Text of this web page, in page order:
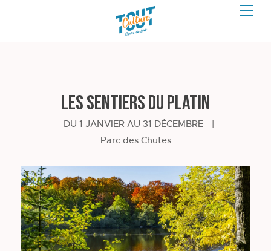
Les sentiers du Platin
DU 1 JANVIER AU 31 DÉCEMBRE
|
Parc des Chutes